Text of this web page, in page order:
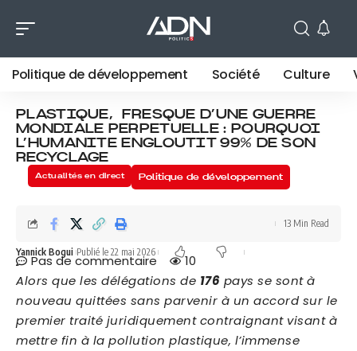
Politique de développement Société Culture
Actualités en direct Politique de développement
PLASTIQUE, FRESQUE D’UNE GUERRE
MONDIALE PERPETUELLE : POURQUOI
L’HUMANITE ENGLOUTIT 99% DE SON
RECYCLAGE
Yannick Bogui Publié le 22 mai 2026
13 Min Read
Pas de commentaire
10
Alors que les délégations de 176 pays se sont à
nouveau quittées sans parvenir à un accord sur le
premier traité juridiquement contraignant visant à
mettre fin à la pollution plastique, l’immense